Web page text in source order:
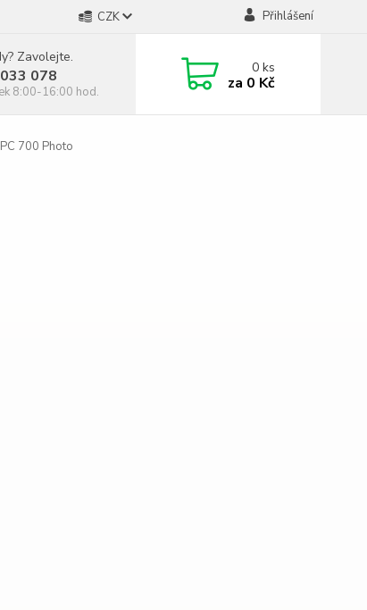
CZK Přihlášení
Zavolejte.
078
8:00-16:00 hod.
0ks
za 0 Kč
700 Photo